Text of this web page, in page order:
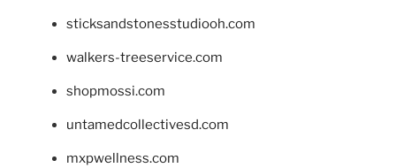
sticksandstonesstudiooh.com
walkers-treeservice.com
shopmossi.com
untamedcollectivesd.com
mxpwellness.com